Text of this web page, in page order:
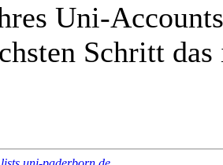
Uni-
Schritt